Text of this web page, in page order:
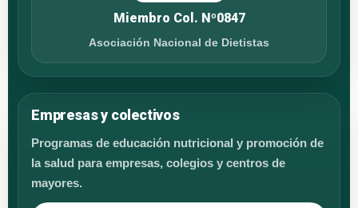
Miembro Col. Nº0847
Asociación Nacional de Dietistas
Empresas y colectivos
Programas de educación nutricional y promoción de
la salud para empresas, colegios y centros de
mayores.